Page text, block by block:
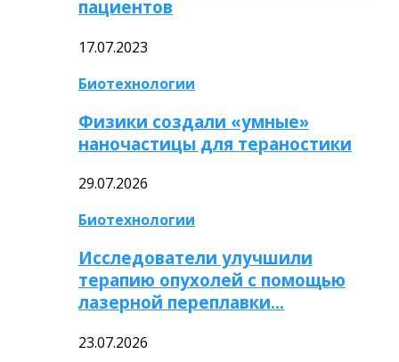
пациентов
17.07.2023
Биотехнологии
Физики создали «умные»
наночастицы для тераностики
29.07.2026
Биотехнологии
Исследователи улучшили
терапию опухолей с помощью
лазерной переплавки…
23.07.2026